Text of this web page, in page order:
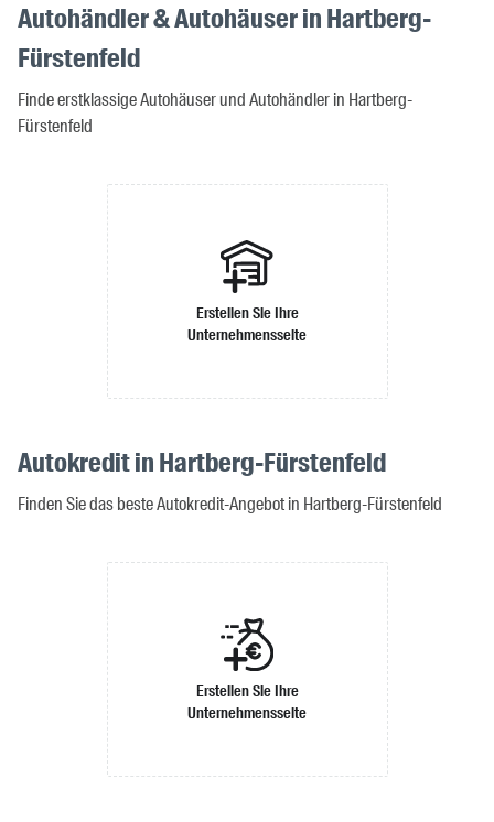
Autohändler & Autohäuser in Hartberg-
Fürstenfeld
Finde erstklassige Autohäuser und Autohändler in Hartberg-
Fürstenfeld
Erstellen Sie Ihre
Unternehmensseite
Autokredit in Hartberg-Fürstenfeld
Finden Sie das beste Autokredit-Angebot in Hartberg-Fürstenfeld
Erstellen Sie Ihre
Unternehmensseite